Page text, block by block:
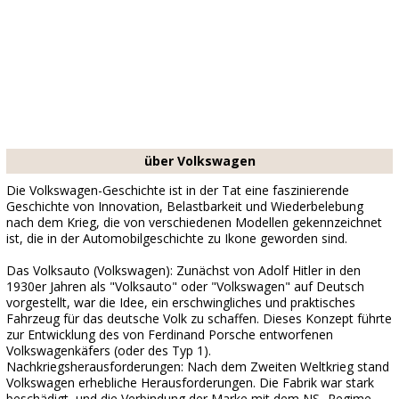
über Volkswagen
Die Volkswagen-Geschichte ist in der Tat eine faszinierende
Geschichte von Innovation, Belastbarkeit und Wiederbelebung
nach dem Krieg, die von verschiedenen Modellen gekennzeichnet
ist, die in der Automobilgeschichte zu Ikone geworden sind.
Das Volksauto (Volkswagen): Zunächst von Adolf Hitler in den
1930er Jahren als "Volksauto" oder "Volkswagen" auf Deutsch
vorgestellt, war die Idee, ein erschwingliches und praktisches
Fahrzeug für das deutsche Volk zu schaffen. Dieses Konzept führte
zur Entwicklung des von Ferdinand Porsche entworfenen
Volkswagenkäfers (oder des Typ 1).
Nachkriegsherausforderungen: Nach dem Zweiten Weltkrieg stand
Volkswagen erhebliche Herausforderungen. Die Fabrik war stark